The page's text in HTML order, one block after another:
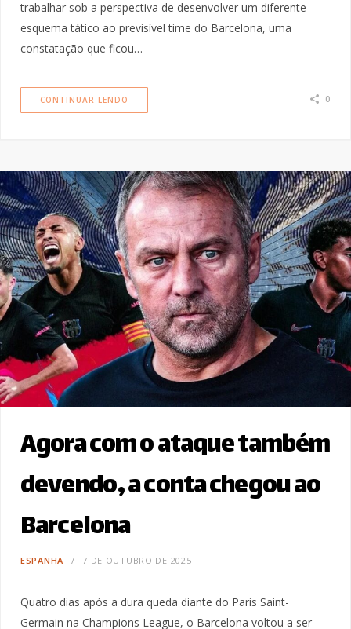
trabalhar sob a perspectiva de desenvolver um diferente
esquema tático ao previsível time do Barcelona, uma
constatação que ficou…
CONTINUAR LENDO 0
Agora com o ataque também
devendo, a conta chegou ao
Barcelona
ESPANHA 7 DE OUTUBRO DE 2025
Quatro dias após a dura queda diante do Paris Saint-
Germain na Champions League, o Barcelona voltou a ser